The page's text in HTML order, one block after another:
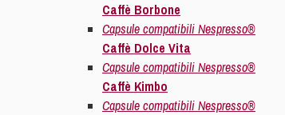
Caffè Borbone
Capsule compatibili Nespresso®
Caffè Dolce Vita
Capsule compatibili Nespresso®
Caffè Kimbo
Capsule compatibili Nespresso®